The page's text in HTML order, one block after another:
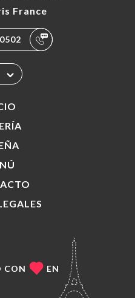
France
CON EN